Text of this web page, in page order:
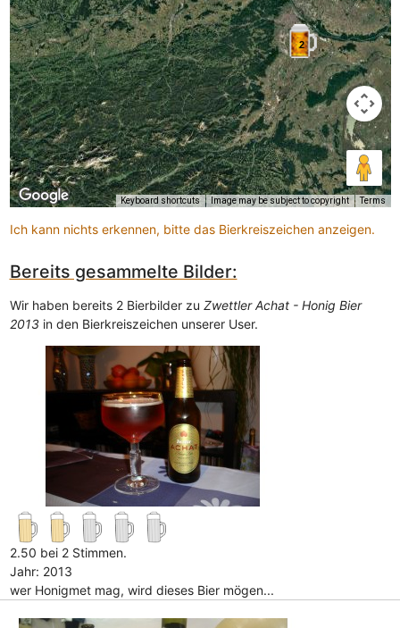
2
Keyboard shortcuts Image may be subject to copyright Terms
Ich kann nichts erkennen, bitte das Bierkreiszeichen anzeigen.
Bereits gesammelte Bilder:
Wir haben bereits 2 Bierbilder zu Zwettler Achat - Honig Bier
2013 in den Bierkreiszeichen unserer User.
2.50 bei 2 Stimmen.
Jahr: 2013
wer Honigmet mag, wird dieses Bier mögen...